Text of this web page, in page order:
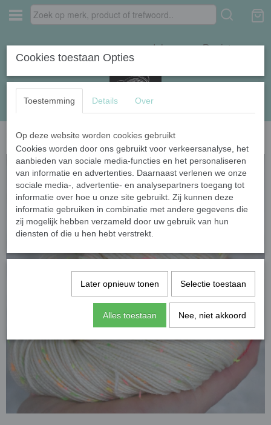
Inloggen Registreren
Home › Naturel garens › Donegal NEO DK
Cookies toestaan Opties
Toestemming Details Over
Op deze website worden cookies gebruikt
Cookies worden door ons gebruikt voor verkeersanalyse, het
aanbieden van sociale media-functies en het personaliseren
van informatie en advertenties. Daarnaast verlenen we onze
sociale media-, advertentie- en analysepartners toegang tot
informatie over hoe u onze site gebruikt. Zij kunnen deze
informatie gebruiken in combinatie met andere gegevens die
zij mogelijk hebben verzameld door uw gebruik van hun
diensten of die u hen hebt verstrekt.
Later opnieuw tonen Selectie toestaan
Alles toestaan Nee, niet akkoord